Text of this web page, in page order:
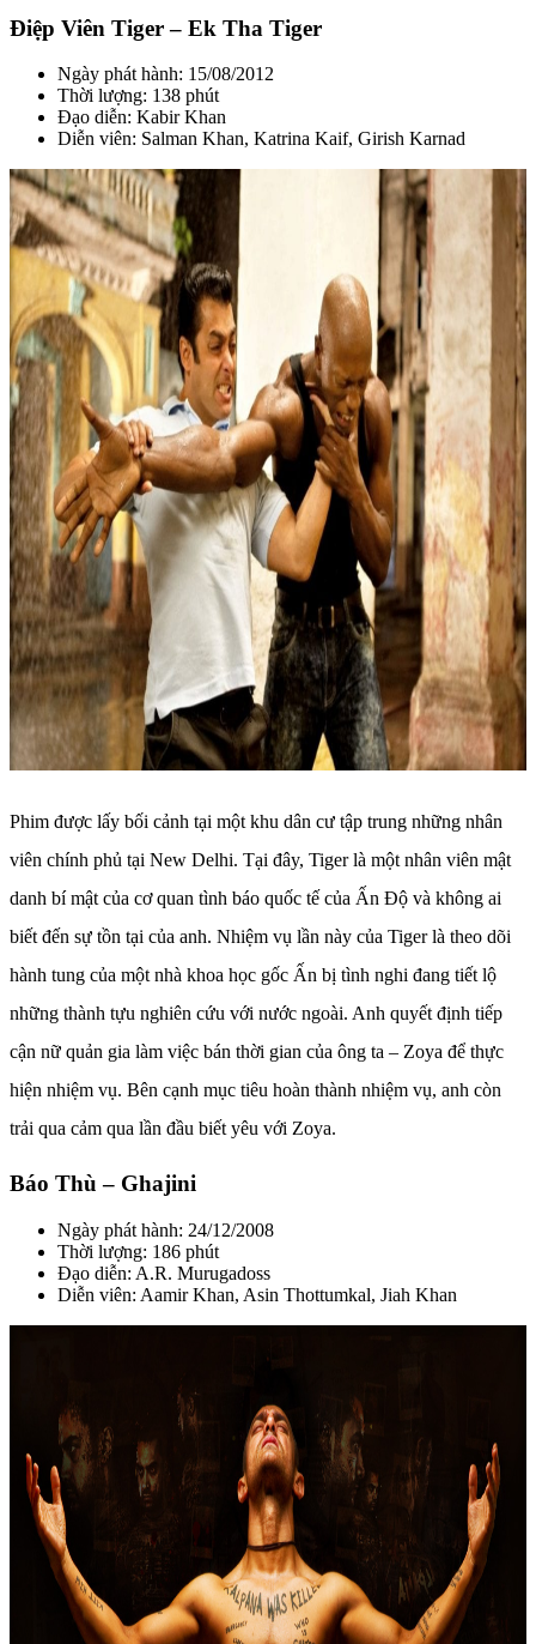
Điệp Viên Tiger – Ek Tha Tiger
Ngày phát hành: 15/08/2012
Thời lượng: 138 phút
Đạo diễn: Kabir Khan
Diễn viên: Salman Khan, Katrina Kaif, Girish Karnad
Phim được lấy bối cảnh tại một khu dân cư tập trung những nhân
viên chính phủ tại New Delhi. Tại đây, Tiger là một nhân viên mật
danh bí mật của cơ quan tình báo quốc tế của Ấn Độ và không ai
biết đến sự tồn tại của anh. Nhiệm vụ lần này của Tiger là theo dõi
hành tung của một nhà khoa học gốc Ấn bị tình nghi đang tiết lộ
những thành tựu nghiên cứu với nước ngoài. Anh quyết định tiếp
cận nữ quản gia làm việc bán thời gian của ông ta – Zoya để thực
hiện nhiệm vụ. Bên cạnh mục tiêu hoàn thành nhiệm vụ, anh còn
trải qua cảm qua lần đầu biết yêu với Zoya.
Báo Thù – Ghajini
Ngày phát hành: 24/12/2008
Thời lượng: 186 phút
Đạo diễn: A.R. Murugadoss
Diễn viên: Aamir Khan, Asin Thottumkal, Jiah Khan